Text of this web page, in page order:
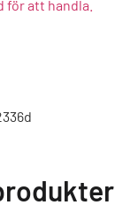
för att handla.